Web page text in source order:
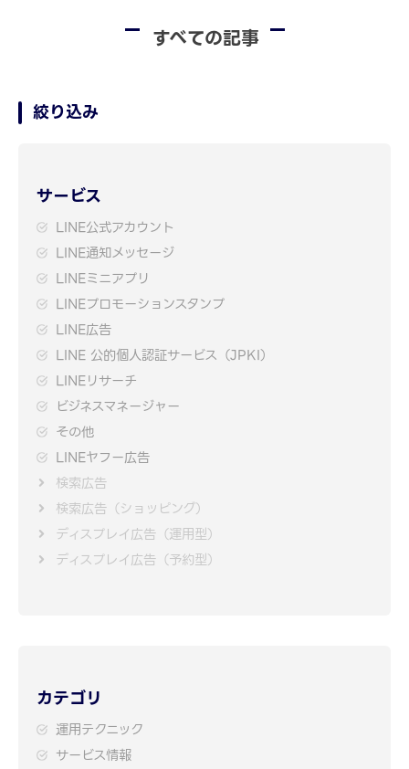
すべての記事
絞り込み
サービス
LINE公式アカウント
LINE通知メッセージ
LINEミニアプリ
LINEプロモーションスタンプ
LINE広告
LINE 公的個人認証サービス（JPKI）
LINEリサーチ
ビジネスマネージャー
その他
LINEヤフー広告
検索広告
検索広告（ショッピング）
ディスプレイ広告（運用型）
ディスプレイ広告（予約型）
カテゴリ
運用テクニック
サービス情報